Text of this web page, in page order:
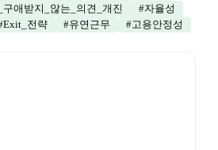
구애받지_않는_의견_개진 #자율성
Exit_전략 #유연근무 #고용안정성